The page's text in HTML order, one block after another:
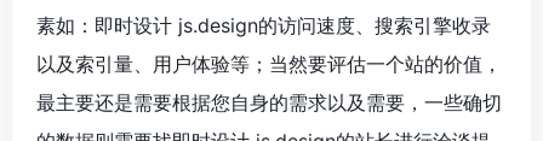
素如：即时设计 js.design的访问速度、搜索引擎收录
以及索引量、用户体验等；当然要评估一个站的价值，
最主要还是需要根据您自身的需求以及需要，一些确切